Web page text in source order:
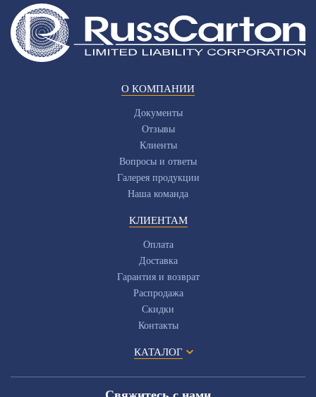
О КОМПАНИИ
Документы
Отзывы
Клиенты
Вопросы и ответы
Галерея продукции
Наша команда
КЛИЕНТАМ
Оплата
Доставка
Гарантия и возврат
Распродажа
Скидки
Контакты
КАТАЛОГ